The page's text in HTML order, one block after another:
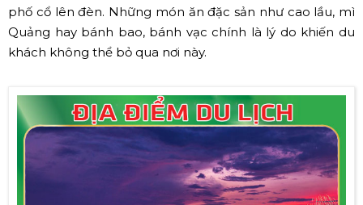
phố cổ lên đèn. Những món ăn đặc sản như cao lầu, mì
Quảng hay bánh bao, bánh vạc chính là lý do khiến du
khách không thể bỏ qua nơi này.